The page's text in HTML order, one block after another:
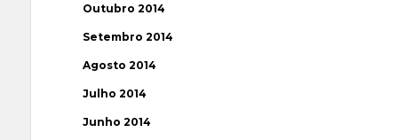
Outubro 2014
Setembro 2014
Agosto 2014
Julho 2014
Junho 2014